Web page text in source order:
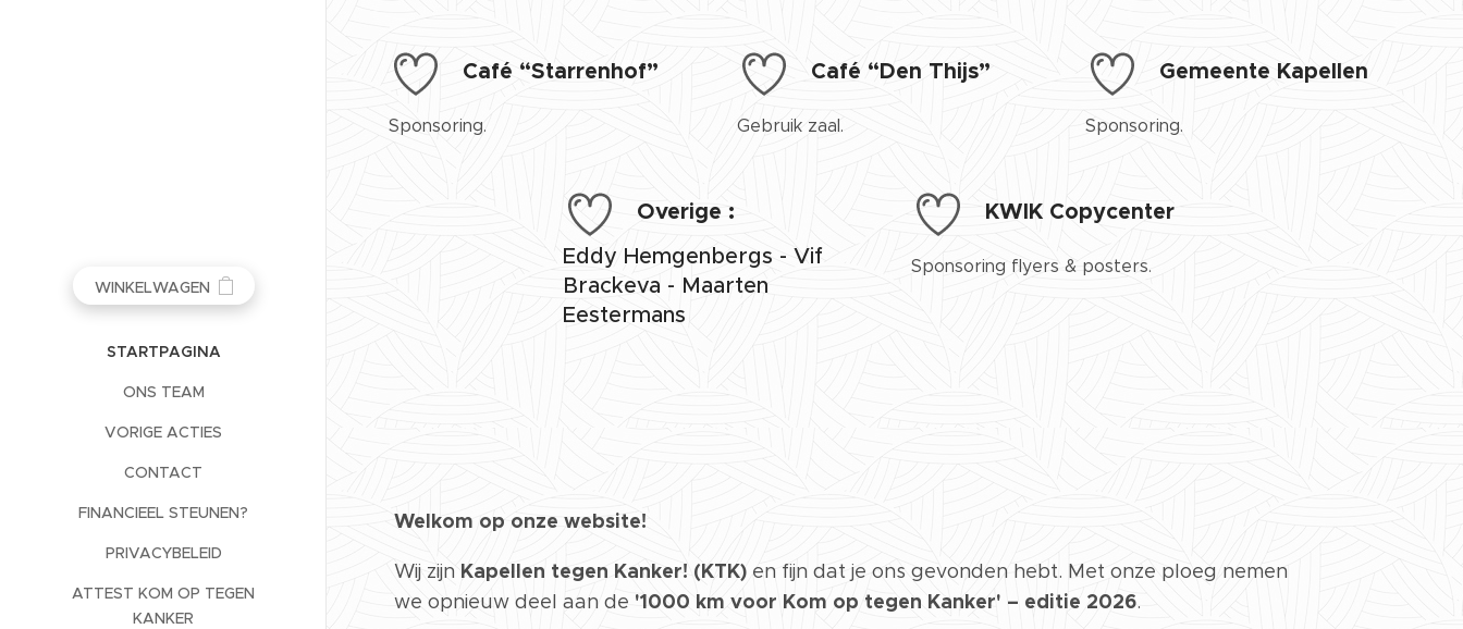
WINKELWAGEN
STARTPAGINA
ONS TEAM
VORIGE ACTIES
CONTACT
FINANCIEEL STEUNEN?
PRIVACYBELEID
ATTEST KOM OP TEGEN
KANKER
Café “Starrenhof”
Sponsoring.
Café “Den Thijs”
Gebruik zaal.
Gemeente Kapellen
Sponsoring.
Overige :
Eddy Hemgenbergs - Vif
Brackeva - Maarten
Eestermans
KWIK Copycenter
Sponsoring flyers & posters.
Welkom op onze website!
Wij zijn Kapellen tegen Kanker! (KTK) en fijn dat je ons gevonden hebt. Met onze ploeg nemen
we opnieuw deel aan de '1000 km voor Kom op tegen Kanker' – editie 2026.